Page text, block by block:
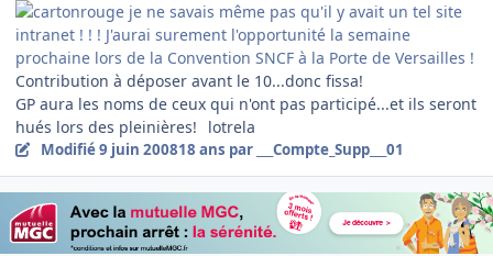
je ne savais même pas qu'il y avait un tel site
intranet ! ! ! J'aurai surement l'opportunité la semaine
prochaine lors de la Convention SNCF à la Porte de Versailles !
Contribution à déposer avant le 10...donc fissa!
GP aura les noms de ceux qui n'ont pas participé...et ils seront
hués lors des pleinières!
lotrela
Modifié9 juin 200818 ans par ___Compte_Supp___01